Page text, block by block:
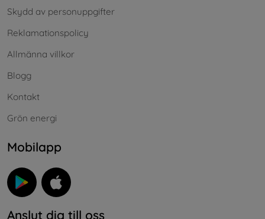
Skydd av personuppgifter
Reklamationspolicy
Allmänna villkor
Blogg
Kontakt
Grön energi
Mobilapp
Anslut dig till oss